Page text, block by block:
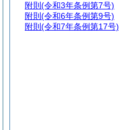
附則 (令和3年条例第7号)
附則 (令和6年条例第9号)
附則 (令和7年条例第17号)